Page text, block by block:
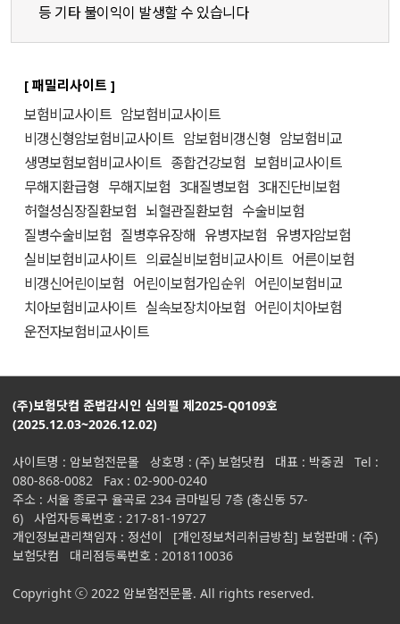
등 기타 불이익이 발생할 수 있습니다
[ 패밀리사이트 ]
보험비교사이트 암보험비교사이트
비갱신형암보험비교사이트 암보험비갱신형 암보험비교
생명보험보험비교사이트 종합건강보험 보험비교사이트
무해지환급형 무해지보험 3대질병보험 3대진단비보험
허혈성심장질환보험 뇌혈관질환보험 수술비보험
질병수술비보험 질병후유장해 유병자보험 유병자암보험
실비보험비교사이트 의료실비보험비교사이트 어른이보험
비갱신어린이보험 어린이보험가입순위 어린이보험비교
치아보험비교사이트 실속보장치아보험 어린이치아보험
운전자보험비교사이트
(주)보험닷컴 준법감시인 심의필 제2025-Q0109호
(2025.12.03~2026.12.02)
사이트명 : 암보험전문몰 상호명 : (주) 보험닷컴 대표 : 박중권 Tel :
080-868-0082 Fax : 02-900-0240
주소 : 서울 종로구 율곡로 234 금마빌딩 7층 (충신동 57-
6) 사업자등록번호 : 217-81-19727
개인정보관리책임자 : 정선이 [개인정보처리취급방침] 보험판매 : (주)
보험닷컴 대리점등록번호 : 2018110036
Copyright ⓒ 2022 암보험전문몰. All rights reserved.